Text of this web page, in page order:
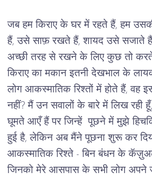
जब हम किराए के घर में रहते हैं, हम
हैं, उसे साफ़ रखते हैं, शायद उसे सजाते
अच्छी तरह से रखने के लिए कुछ तो
किराए का मकान इतनी देखभाल के
लोग आकस्मातिक रिश्तों में होते हैं, वह
नहीं? मैं उन सवालों के बारे में लिख रही
घूमते आएँ हैं पर जिन्हें  पूछने में मुझे
हुई है, लेकिन अब मैंने पूछना शुरू कर
आकस्मातिक रिश्ते - बिन बंधन के
जिनको मेरे आसपास के सभी लोग अपने